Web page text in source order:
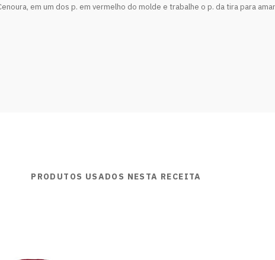
em um dos p. em vermelho do molde e trabalhe o p. da tira para
PRODUTOS USADOS NESTA RECEITA